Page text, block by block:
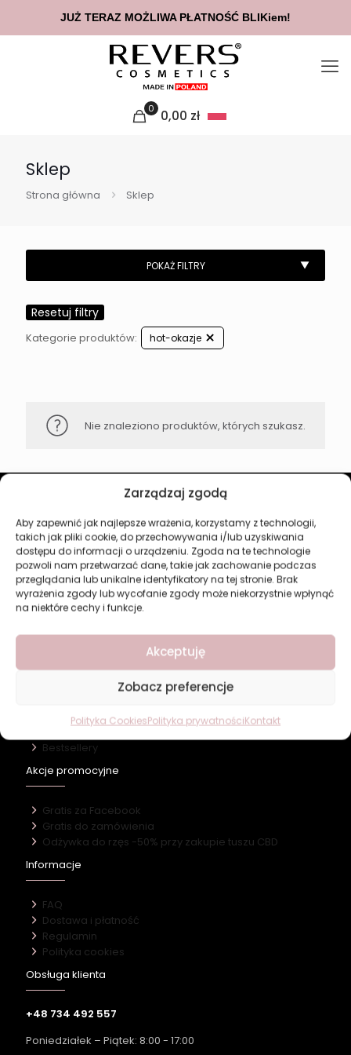
Zarządzaj zgodą
Aby zapewnić jak najlepsze wrażenia, korzystamy z technologii,
takich jak pliki cookie, do przechowywania i/lub uzyskiwania
dostępu do informacji o urządzeniu. Zgoda na te technologie
pozwoli nam przetwarzać dane, takie jak zachowanie podczas
przeglądania lub unikalne identyfikatory na tej stronie. Brak
wyrażenia zgody lub wycofanie zgody może niekorzystnie wpłynąć
na niektóre cechy i funkcje.
Akceptuję
Zobacz preferencje
Polityka CookiesPolityka prywatnościKontakt
0 0,00 zł
Sklep
Strona główna Sklep
Resetuj filtry
Kategorie produktów: hot-okazje
Nie znaleziono produktów, których szukasz.
Revers Cosmetics
O firmie
Nasz marki
Kontakt
Kategorie
Pielęgnacja
Bestsellery
Akcje promocyjne
Gratis za Facebook
Gratis do zamówienia
Odżywka do rzęs -50% przy zakupie tuszu CBD
Informacje
FAQ
Dostawa i płatność
Regulamin
Polityka cookies
Obsługa klienta
+48 734 492 557
Poniedziałek – Piątek: 8:00 - 17:00
JUŻ TERAZ MOŻLIWA PŁATNOŚĆ BLIKiem!